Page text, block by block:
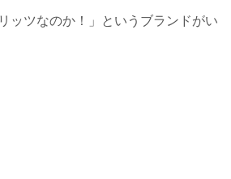
ッツなのか！」というブランドがい